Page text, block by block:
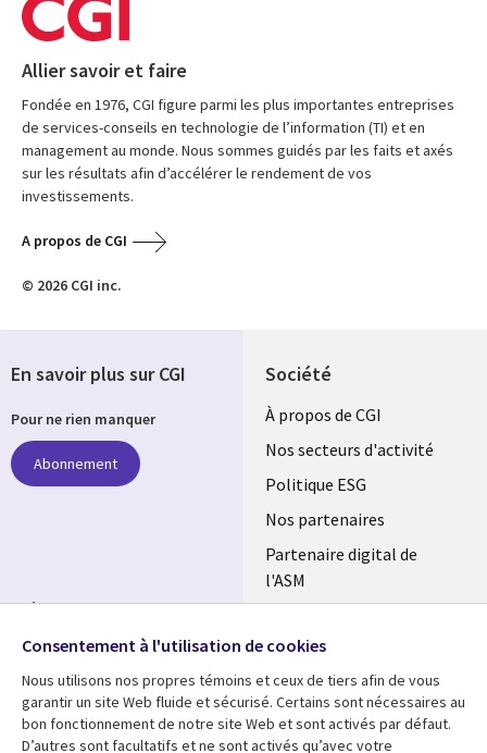
Allier savoir et faire
Fondée en 1976, CGI figure parmi les plus importantes entreprises
de services-conseils en technologie de l’information (TI) et en
management au monde. Nous sommes guidés par les faits et axés
sur les résultats afin d’accélérer le rendement de vos
investissements.
A propos de CGI
© 2026 CGI inc.
Société
Useful
links
FRANCE
À propos de CGI
Nos secteurs d'activité
Politique ESG
Nos partenaires
Partenaire digital de
l'ASM
Fusions
Ressources Support
En savoir plus sur CGI
Pour ne rien manquer
Abonnement
Suivez-nous
Social
Media
FRANCE
Consentement à l'utilisation de cookies
Nous utilisons nos propres témoins et ceux de tiers afin de vous
garantir un site Web fluide et sécurisé. Certains sont nécessaires au
bon fonctionnement de notre site Web et sont activés par défaut.
D’autres sont facultatifs et ne sont activés qu’avec votre